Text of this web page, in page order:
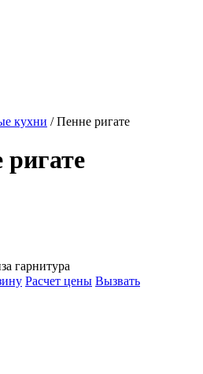
кухни / Пенне ригате
гарнитура
Расчет цены Вызвать